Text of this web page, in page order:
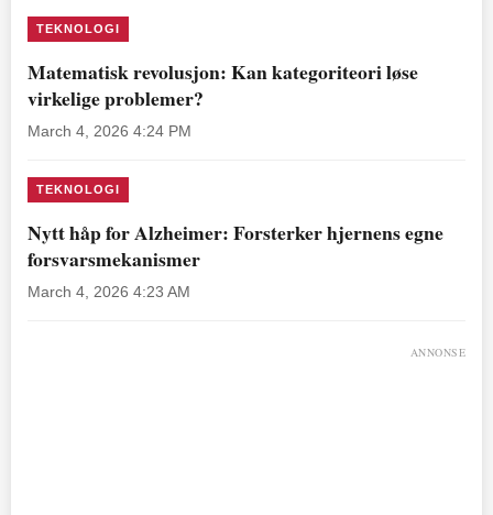
TEKNOLOGI
Matematisk revolusjon: Kan kategoriteori løse
virkelige problemer?
March 4, 2026 4:24 PM
TEKNOLOGI
Nytt håp for Alzheimer: Forsterker hjernens egne
forsvarsmekanismer
March 4, 2026 4:23 AM
ANNONSE